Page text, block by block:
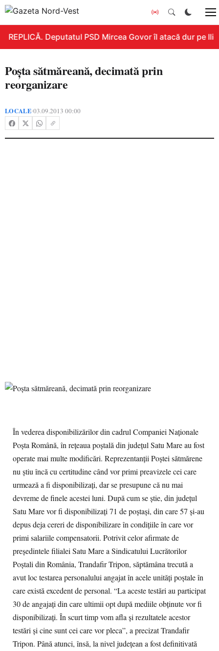
REPLICĂ. Deputatul PSD Mircea Govor îl atacă dur pe
Poşta sătmăreană, decimată prin
reorganizare
LOCALE•03.09.2013 00:00
În vederea disponibilizărilor din cadrul Companiei Naţionale
Poşta Română, în reţeaua poştală din judeţul Satu Mare au fost
operate mai multe modificări. Reprezentanţii Poştei sătmărene
nu ştiu încă cu certitudine când vor primi preavizele cei care
urmează a fi disponibilizaţi, dar se presupune că nu mai
devreme de finele acestei luni. După cum se ştie, din judeţul
Satu Mare vor fi disponibilizaţi 71 de poştaşi, din care 57 şi-au
depus deja cereri de disponibilizare în condiţiile în care vor
primi salariile compensatorii. Potrivit celor afirmate de
preşedintele filialei Satu Mare a Sindicatului Lucrătorilor
Poştali din România, Trandafir Tripon, săptămâna trecută a
avut loc testarea personalului angajat în acele unităţi poştale în
care există excedent de personal. “La aceste testări au participat
30 de angajaţi din care ultimii opt după mediile obţinute vor fi
disponibilizaţi. În scurt timp vom afla şi rezultatele acestor
testări şi cine sunt cei care vor pleca”, a precizat Trandafir
Tripon. Până atunci, însă, la nivel judeţean a fost definitivată